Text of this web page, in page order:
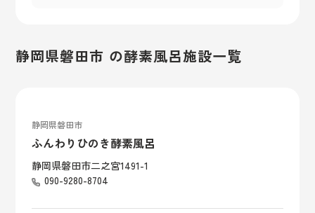
静岡県磐田市 の酵素風呂施設一覧
静岡県磐田市
ふんわりひのき酵素風呂
静岡県磐田市二之宮1491-1
090-9280-8704